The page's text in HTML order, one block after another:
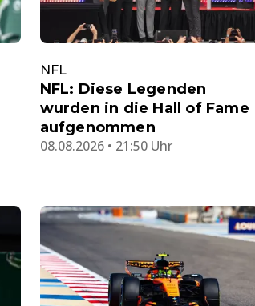
NFL
NFL: Diese Legenden
wurden in die Hall of Fame
aufgenommen
08.08.2026 • 21:50 Uhr